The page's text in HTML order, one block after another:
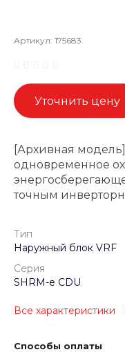
Артикул: 175683
Уточнить цену
[Архивная
одновременное
точным
Тип
Наружный блок VRF
Серия
SHRM-e CDU
Все характеристики
Способы оплаты